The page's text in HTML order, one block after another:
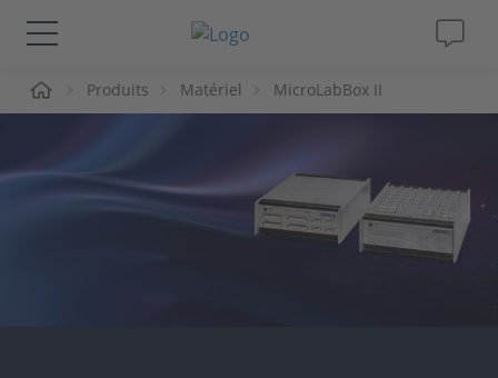
Solutions & Produits
Support
Produits Matériel MicroLabBox II